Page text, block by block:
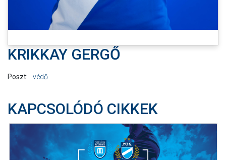
KRIKKAY GERGŐ
Poszt: védő
KAPCSOLÓDÓ CIKKEK